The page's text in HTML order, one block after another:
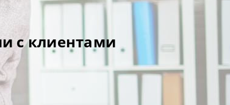
с клиентами